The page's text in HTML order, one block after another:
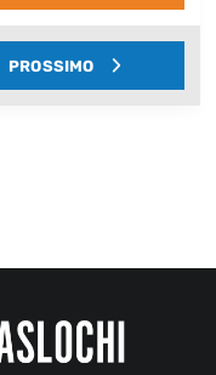
PROSSIMO